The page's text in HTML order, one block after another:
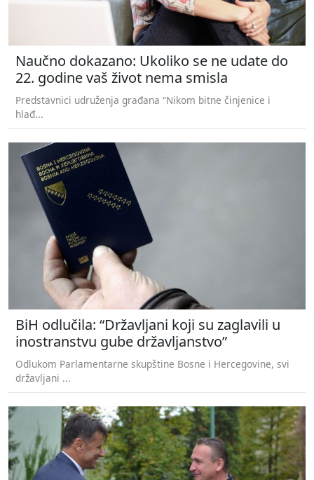
Naučno dokazano: Ukoliko se ne udate do
22. godine vaš život nema smisla
Predstavnici udruženja građana “Nikom bitne činjenice i
hlađ...
BiH odlučila: “Državljani koji su zaglavili u
inostranstvu gube državljanstvo”
Odlukom Parlamentarne skupštine Bosne i Hercegovine, svi
državljani ...